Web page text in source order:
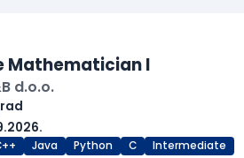
Mathematician I
d.o.o.
Java Python C Intermediate